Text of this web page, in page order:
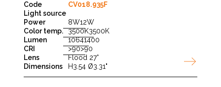
CV018.935F
8W12W
3500K3500K
10641400
>90>90
Flood 27°
H3.54 Ø3.31"